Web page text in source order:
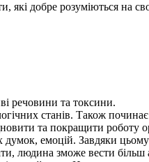
добре розуміються на
речовини та токсини.
станів. Також
та покращити роботу
емоцій. Завдяки
людина зможе вести більш